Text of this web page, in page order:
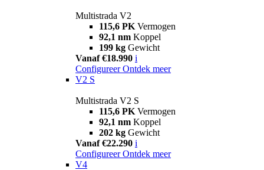
Multistrada V2
115,6 PK Vermogen
92,1 nm Koppel
199 kg Gewicht
Vanaf €18.990 i
Configureer Ontdek meer
V2 S
Multistrada V2 S
115,6 PK Vermogen
92,1 nm Koppel
202 kg Gewicht
Vanaf €22.290 i
Configureer Ontdek meer
V4